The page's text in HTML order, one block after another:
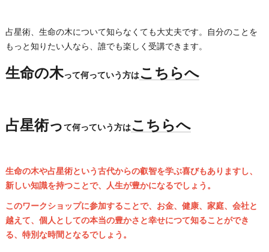
占星術、生命の木について知らなくても大丈夫です。自分のことを
もっと知りたい人なら、誰でも楽しく受講できます。
生命の木って何っていう方はこちらへ
占星術って何っていう方はこちらへ
生命の木や占星術という古代からの叡智を学ぶ喜びもありますし、
新しい知識を持つことで、人生が豊かになるでしょう。
このワークショップに参加することで、お金、健康、家庭、会社と
越えて、個人としての本当の豊かさと幸せにつて知ることができ
る、特別な時間となるでしょう。